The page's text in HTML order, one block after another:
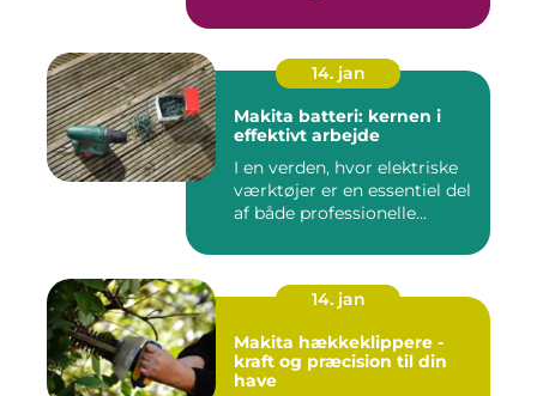
14. jan
Makita batteri: kernen i
effektivt arbejde
I en verden, hvor elektriske
værktøjer er en essentiel del
af både professionelle...
14. jan
Makita hækkeklippere -
kraft og præcision til din
have